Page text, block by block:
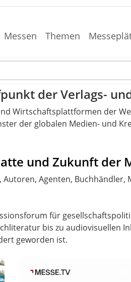
Messen Themen
der Verlags-
Wirtschaftsplattformen der
der globalen Medien- und
und Zukunft der
Agenten,
für
bis zu audiovisuellen
geworden ist.